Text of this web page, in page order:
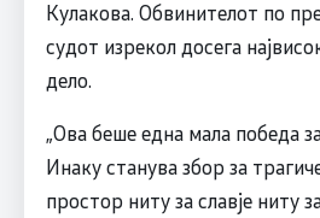
Кулакова. Обвинителот по
судот изрекол досега
дело.
„Ова беше една мала победа
Инаку станува збор за
простор ниту за славје ниту